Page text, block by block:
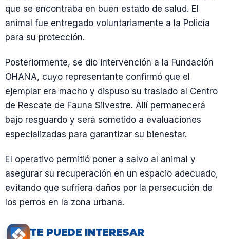
que se encontraba en buen estado de salud. El
animal fue entregado voluntariamente a la Policía
para su protección.
Posteriormente, se dio intervención a la Fundación
OHANA, cuyo representante confirmó que el
ejemplar era macho y dispuso su traslado al Centro
de Rescate de Fauna Silvestre. Allí permanecerá
bajo resguardo y será sometido a evaluaciones
especializadas para garantizar su bienestar.
El operativo permitió poner a salvo al animal y
asegurar su recuperación en un espacio adecuado,
evitando que sufriera daños por la persecución de
los perros en la zona urbana.
TE PUEDE INTERESAR